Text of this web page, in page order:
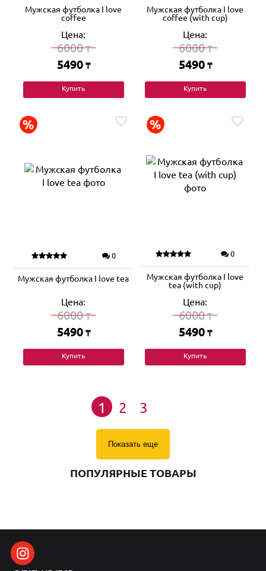
Мужская футболка I love
coffee
Цена:
6000₸
5490 ₸
Купить
Мужская футболка I love
coffee (with cup)
Цена:
6000₸
5490 ₸
Купить
0
Мужская футболка I love tea
Цена:
6000₸
5490 ₸
Купить
0
Мужская футболка I love
tea (with cup)
Цена:
6000₸
5490 ₸
Купить
1 2 3
Показать еще
ПОПУЛЯРНЫЕ ТОВАРЫ